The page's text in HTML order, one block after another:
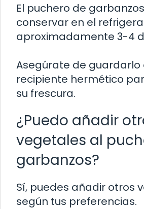
El puchero de
conservar en el
aproximadamente 3-4
Asegúrate de guardarlo
recipiente hermético
su frescura.
¿Puedo añadir
vegetales al
garbanzos?
Sí, puedes añadir otros
según tus preferencias.